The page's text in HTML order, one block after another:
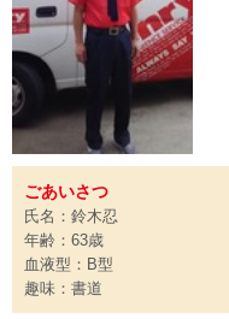
ごあいさつ
氏名：鈴木忍
年齢：63歳
血液型：B型
趣味：書道